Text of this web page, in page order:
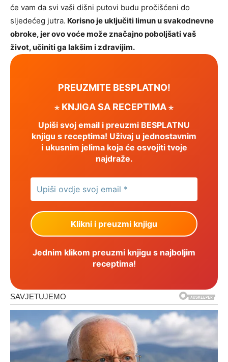
će vam da svi vaši dišni putovi budu pročišćeni do
sljedećeg jutra. Korisno je uključiti limun u svakodnevne
obroke, jer ovo voće može značajno poboljšati vaš
život, učiniti ga lakšim i zdravijim.
PREUZMITE BESPLATNO!
⋆ KNJIGA SA RECEPTIMA ⋆
Upiši svoj email i preuzmi BESPLATNU
knjigu s receptima! Uživaj u jednostavnim
i ukusnim jelima koja će osvojiti tvoje
najdraže.
Jednim klikom preuzmi knjigu s najboljim
receptima!